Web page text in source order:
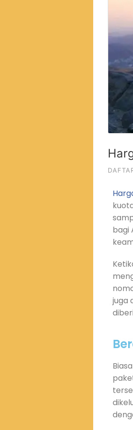
bagi
juga